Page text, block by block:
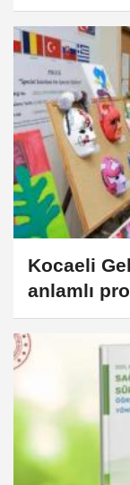
Kocaeli
anlamlı